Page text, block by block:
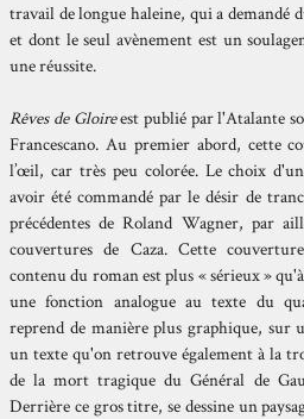
travail de longue haleine, qui a demandé
et dont le seul avènement est un
une réussite.
Rêves de Gloireest publié par l'Atalante
Francescano. Au premier abord, cette
l’œil, car très peu colorée. Le choix
avoir été commandé par le désir de
précédentes de Roland Wagner, par
couvertures de Caza. Cette
contenu du roman est plus « sérieux »
une fonction analogue au texte du
reprend de manière plus graphique,
un texte qu'on retrouve également à la
de la mort tragique du Général de
Derrière ce gros titre, se dessine un